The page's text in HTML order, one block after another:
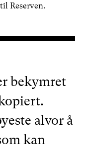
Reserven.
bekymret
alvor å
kan